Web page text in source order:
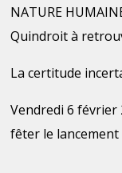
NATURE
Quindroit à
La certitude
Vendredi 6
fêter le lancement